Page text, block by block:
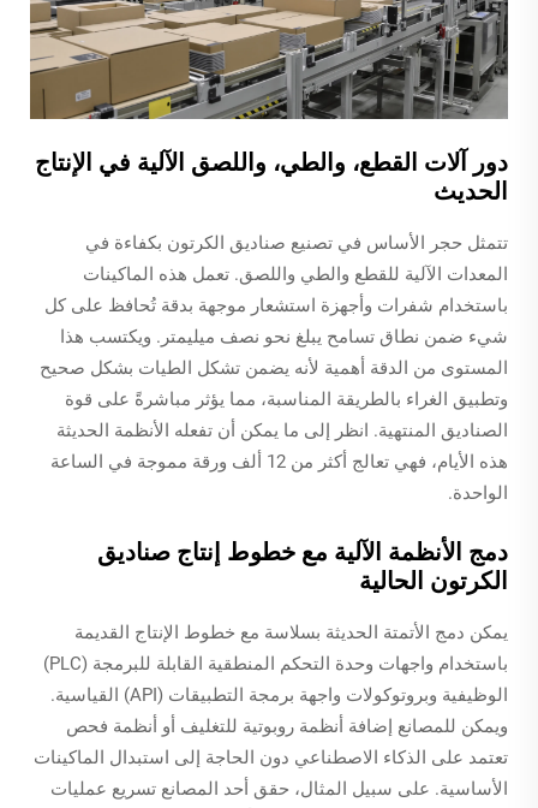
دور آلات القطع، والطي، واللصق الآلية في الإنتاج
الحديث
تتمثل حجر الأساس في تصنيع صناديق الكرتون بكفاءة في
المعدات الآلية للقطع والطي واللصق. تعمل هذه الماكينات
باستخدام شفرات وأجهزة استشعار موجهة بدقة تُحافظ على كل
شيء ضمن نطاق تسامح يبلغ نحو نصف ميليمتر. ويكتسب هذا
المستوى من الدقة أهمية لأنه يضمن تشكل الطيات بشكل صحيح
وتطبيق الغراء بالطريقة المناسبة، مما يؤثر مباشرةً على قوة
الصناديق المنتهية. انظر إلى ما يمكن أن تفعله الأنظمة الحديثة
هذه الأيام، فهي تعالج أكثر من 12 ألف ورقة مموجة في الساعة
الواحدة.
دمج الأنظمة الآلية مع خطوط إنتاج صناديق
الكرتون الحالية
يمكن دمج الأتمتة الحديثة بسلاسة مع خطوط الإنتاج القديمة
باستخدام واجهات وحدة التحكم المنطقية القابلة للبرمجة (PLC)
الوظيفية وبروتوكولات واجهة برمجة التطبيقات (API) القياسية.
ويمكن للمصانع إضافة أنظمة روبوتية للتغليف أو أنظمة فحص
تعتمد على الذكاء الاصطناعي دون الحاجة إلى استبدال الماكينات
الأساسية. على سبيل المثال، حقق أحد المصانع تسريع عمليات